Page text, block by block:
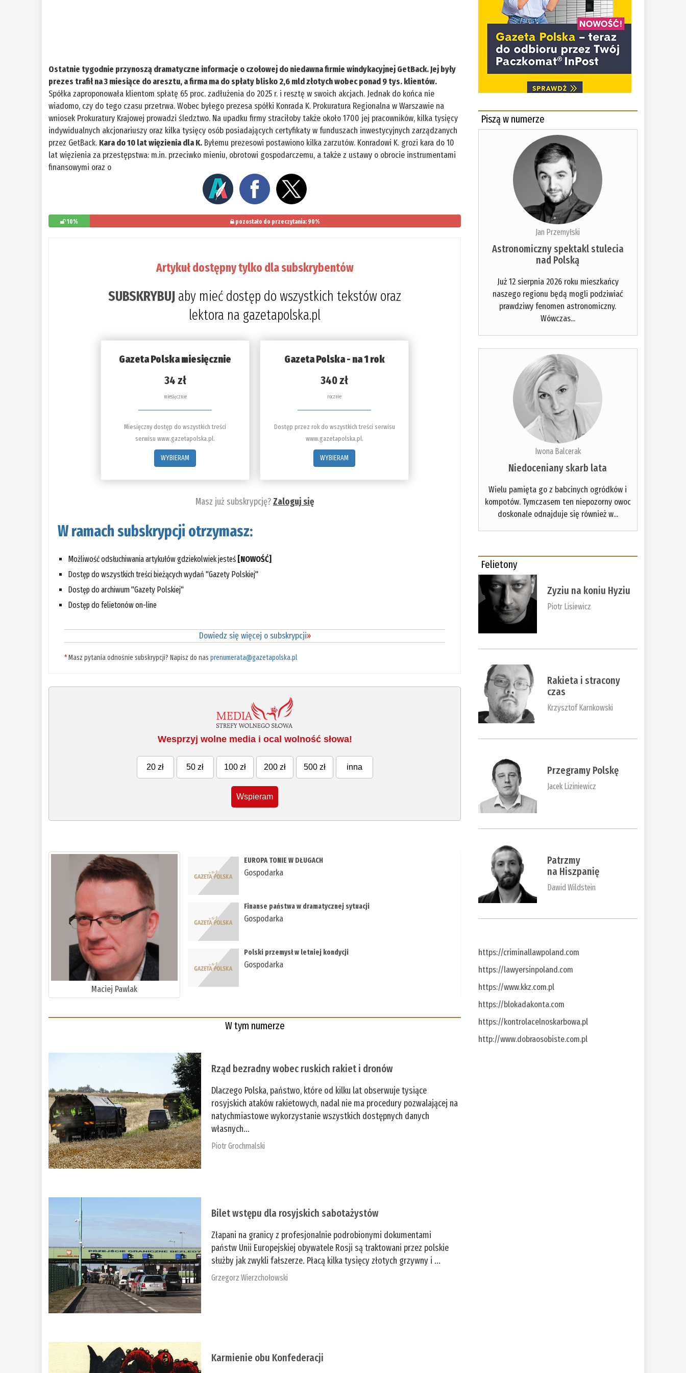
Ostatnie tygodnie przynoszą dramatyczne informacje o czołowej do niedawna firmie windykacyjnej GetBack. Jej były
prezes trafił na 3 miesiące do aresztu, a firma ma do spłaty blisko 2,6 mld złotych wobec ponad 9 tys. klientów.
Spółka zaproponowała klientom spłatę 65 proc. zadłużenia do 2025 r. i resztę w swoich akcjach. Jednak do końca nie
wiadomo, czy do tego czasu przetrwa. Wobec byłego prezesa spółki Konrada K. Prokuratura Regionalna w Warszawie na
wniosek Prokuratury Krajowej prowadzi śledztwo. Na upadku firmy straciłoby także około 1700 jej pracowników, kilka tysięcy
indywidualnych akcjonariuszy oraz kilka tysięcy osób posiadających certyfikaty w funduszach inwestycyjnych zarządzanych
przez GetBack. Kara do 10 lat więzienia dla K. Byłemu prezesowi postawiono kilka zarzutów. Konradowi K. grozi kara do 10
lat więzienia za przestępstwa: m.in. przeciwko mieniu, obrotowi gospodarczemu, a także z ustawy o obrocie instrumentami
finansowymi oraz o
10% pozostało do przeczytania: 90%
Artykuł dostępny tylko dla subskrybentów
SUBSKRYBUJ aby mieć dostęp do wszystkich tekstów oraz
lektora na gazetapolska.pl
Gazeta Polska miesięcznie
34 zł
miesięcznie
Miesięczny dostęp do wszystkich treści
serwisu www.gazetapolska.pl.
WYBIERAM
Gazeta Polska - na 1 rok
340 zł
rocznie
Dostęp przez rok do wszystkich treści serwisu
www.gazetapolska.pl.
WYBIERAM
Masz już subskrypcję?Zaloguj się
W ramach subskrypcji otrzymasz:
Możliwość odsłuchiwania artykułów gdziekolwiek jesteś [NOWOŚĆ]
Dostęp do wszystkich treści bieżących wydań "Gazety Polskiej"
Dostęp do archiwum "Gazety Polskiej"
Dostęp do felietonów on-line
Dowiedz się więcej o subskrypcji»
*Masz pytania odnośnie subskrypcji? Napisz do nasprenumerata@gazetapolska.pl
Wesprzyj wolne media i ocal wolność słowa!
20 zł 50 zł 100 zł 200 zł 500 zł inna
Wspieram
Maciej Pawlak
EUROPA TONIE W DŁUGACH
Gospodarka
Finanse państwa w dramatycznej sytuacji
Gospodarka
Polski przemysł w letniej kondycji
Gospodarka
W tym numerze
Rząd bezradny wobec ruskich rakiet i dronów
Dlaczego Polska, państwo, które od kilku lat obserwuje tysiące
rosyjskich ataków rakietowych, nadal nie ma procedury pozwalającej na
natychmiastowe wykorzystanie wszystkich dostępnych danych
własnych...
Piotr Grochmalski
Bilet wstępu dla rosyjskich sabotażystów
Złapani na granicy z profesjonalnie podrobionymi dokumentami
państw Unii Europejskiej obywatele Rosji są traktowani przez polskie
służby jak zwykli fałszerze. Płacą kilka tysięcy złotych grzywny i ...
Grzegorz Wierzchołowski
Karmienie obu Konfederacji
Piszą w numerze
Jan Przemyłski
Astronomiczny spektakl stulecia
nad Polską
Już 12 sierpnia 2026 roku mieszkańcy
naszego regionu będą mogli podziwiać
prawdziwy fenomen astronomiczny.
Wówczas...
Iwona Balcerak
Niedoceniany skarb lata
Wielu pamięta go z babcinych ogródków i
kompotów. Tymczasem ten niepozorny owoc
doskonale odnajduje się również w...
Felietony
Zyziu na koniu Hyziu
Piotr Lisiewicz
Rakieta i stracony
czas
Krzysztof Karnkowski
Przegramy Polskę
Jacek Liziniewicz
Patrzmy
na Hiszpanię
Dawid Wildstein
https://criminallawpoland.com
https://lawyersinpoland.com
https://www.kkz.com.pl
https://blokadakonta.com
https://kontrolacelnoskarbowa.pl
http://www.dobraosobiste.com.pl